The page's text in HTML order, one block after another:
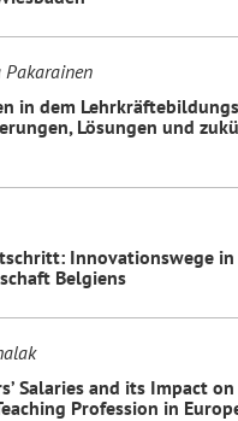
Pakarainen
in dem
Lösungen und
Innovationswege in
Belgiens
Salaries and its Impact
Profession in